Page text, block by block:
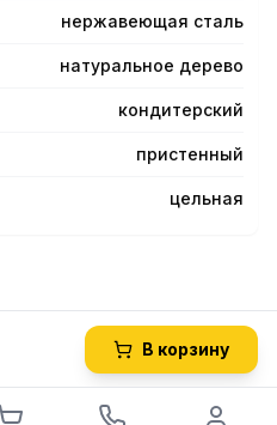
неровности пола.
нержавеющая сталь
натуральное дерево
кондитерский
пристенный
цельная
В корзину